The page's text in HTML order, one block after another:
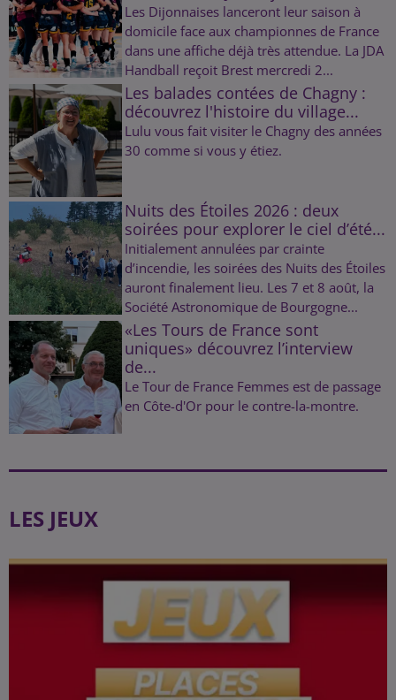
Les Dijonnaises lanceront leur saison à
domicile face aux championnes de France
dans une affiche déjà très attendue. La JDA
Handball reçoit Brest mercredi 2...
Les balades contées de Chagny :
découvrez l'histoire du village...
Lulu vous fait visiter le Chagny des années
30 comme si vous y étiez.
Nuits des Étoiles 2026 : deux
soirées pour explorer le ciel d’été...
Initialement annulées par crainte
d’incendie, les soirées des Nuits des Étoiles
auront finalement lieu. Les 7 et 8 août, la
Société Astronomique de Bourgogne...
«Les Tours de France sont
uniques» découvrez l’interview
de...
Le Tour de France Femmes est de passage
en Côte-d'Or pour le contre-la-montre.
LES JEUX